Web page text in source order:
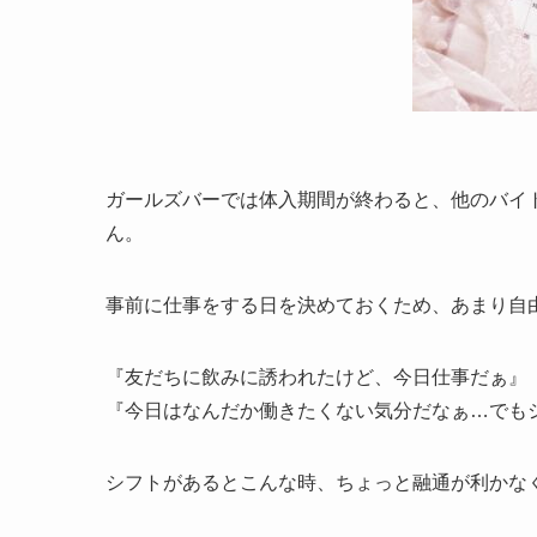
ガールズバーでは体入期間が終わると、他のバ
ん。
事前に仕事をする日を決めておくため、あまり自
『友だちに飲みに誘われたけど、今日仕事だぁ』
『今日はなんだか働きたくない気分だなぁ…で
シフトがあるとこんな時、ちょっと融通が利かな